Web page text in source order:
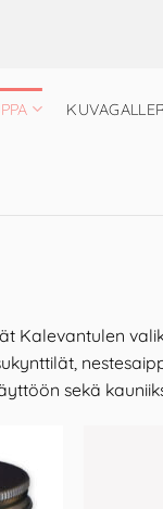
Kalevantulen
sekä
Add to
Wishlist